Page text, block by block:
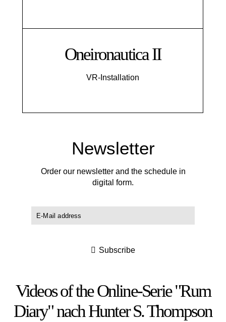
Oneironautica II
VR-Installation
Newsletter
Order our newsletter and the schedule in
digital form.
Subscribe
Videos of the Online-Serie "Rum
Diary" nach Hunter S. Thompson